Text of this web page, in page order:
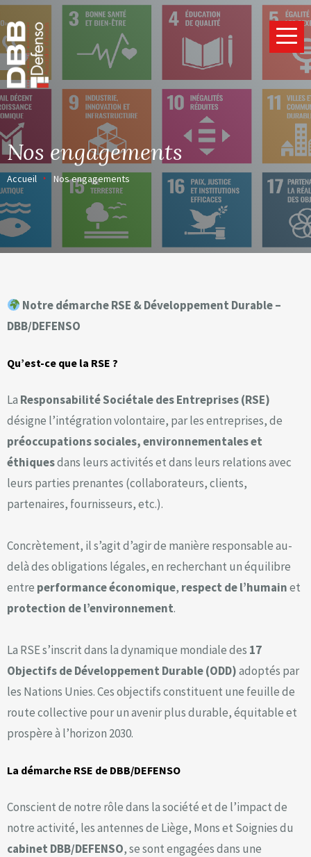
Page d’accueil
Nos engagements
Accueil Nos engagements
Notre démarche RSE & Développement Durable –
DBB/DEFENSO
Qu’est-ce que la RSE ?
La Responsabilité Sociétale des Entreprises (RSE)
désigne l’intégration volontaire, par les entreprises, de
préoccupations sociales, environnementales et
éthiquesdans leurs activités et dans leurs relations avec
leurs parties prenantes (collaborateurs, clients,
partenaires, fournisseurs, etc.).
Concrètement, il s’agit d’agir de manière responsable au-
delà des obligations légales, en recherchant un équilibre
entre performance économique, respect de l’humainet
protection de l’environnement.
La RSE s’inscrit dans la dynamique mondiale des 17
Objectifs de Développement Durable (ODD)adoptés par
les Nations Unies. Ces objectifs constituent une feuille de
route collective pour un avenir plus durable, équitable et
prospère à l’horizon 2030.
La démarche RSE de DBB/DEFENSO
Conscient de notre rôle dans la société et de l’impact de
notre activité, les antennes de Liège, Mons et Soignies du
cabinet DBB/DEFENSO, se sont engagées dans une